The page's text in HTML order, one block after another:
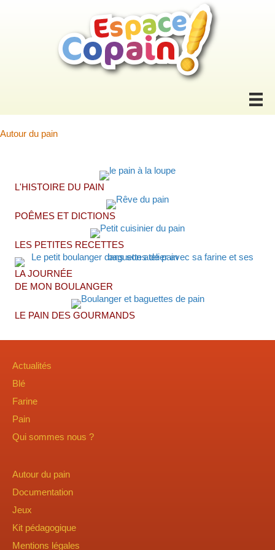
Autour du pain
L'HISTOIRE DU PAIN
POÊMES ET DICTIONS
LES PETITES RECETTES
LA JOURNÉE
DE MON BOULANGER
LE PAIN DES GOURMANDS
Actualités
Blé
Farine
Pain
Qui sommes nous ?
Autour du pain
Documentation
Jeux
Kit pédagogique
Mentions légales